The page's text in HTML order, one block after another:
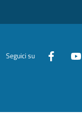
Seguici su